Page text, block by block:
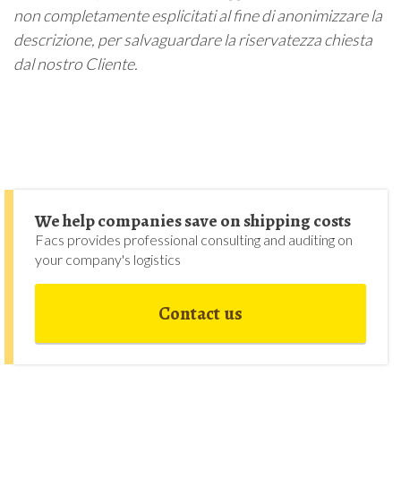
non completamente esplicitati al fine di anonimizzare la
descrizione, per salvaguardare la riservatezza chiesta
dal nostro Cliente.
We help companies save on shipping costs
Facs provides professional consulting and auditing on
your company's logistics
Contact us